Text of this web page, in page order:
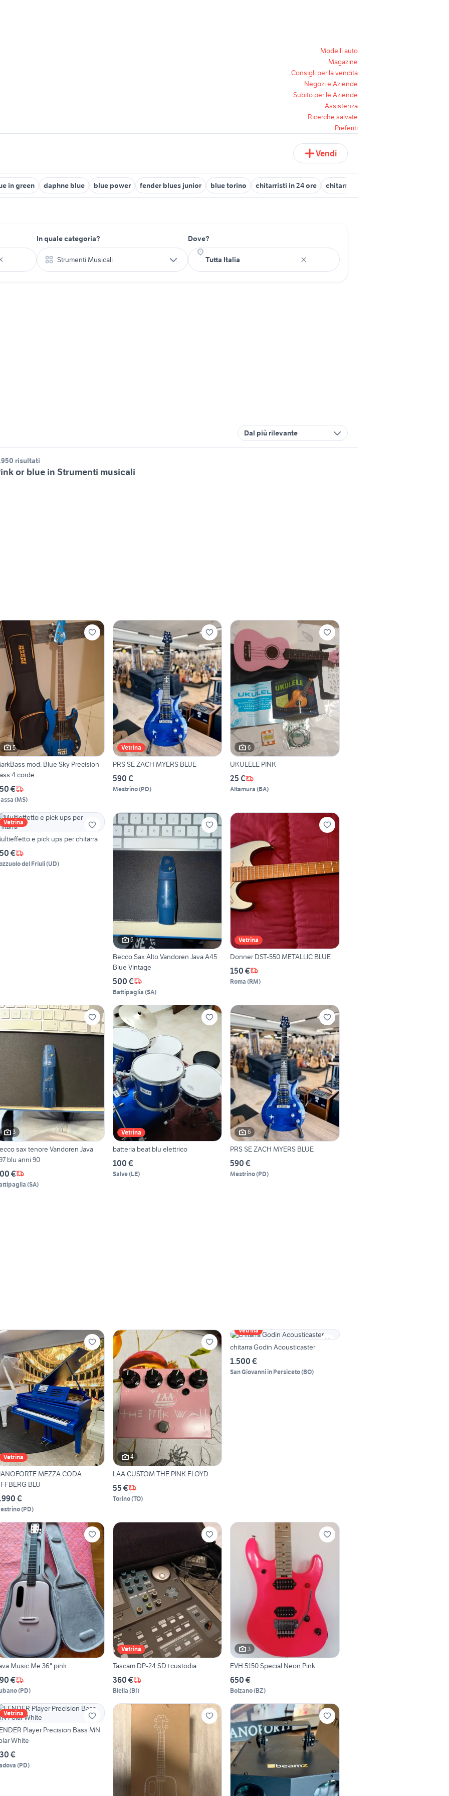
Modelli auto
Magazine
Consigli per la vendita
Negozi e Aziende
Subito per le Aziende
Assistenza
Ricerche salvate
Preferiti
Vendi
in green daphne blue blue power fender blues junior blue torino chitarristi in 24 ore chitarra blues
In quale categoria?
Strumenti Musicali
Dove?
Dal più rilevante
risultati
or blue in Strumenti musicali
5
mod. Blue Sky Precision
4 corde
€
(MS)
Vetrina
PRS SE ZACH MYERS BLUE
590 €
Mestrino(PD)
6
UKULELE PINK
25 €
Altamura (BA)
Vetrina
e pick ups per chitarra
€
del Friuli(UD)
5
Becco Sax Alto Vandoren Java A45
Blue Vintage
500 €
Battipaglia (SA)
Vetrina
Donner DST-550 METALLIC BLUE
150 €
Roma (RM)
3
sax tenore Vandoren Java
blu anni 90
€
(SA)
Vetrina
batteria beat blu elettrico
100 €
Salve(LE)
6
PRS SE ZACH MYERS BLUE
590 €
Mestrino(PD)
Vetrina
MEZZA CODA
BLU
€
(PD)
4
LAA CUSTOM THE PINK FLOYD
55 €
Torino(TO)
Vetrina
chitarra Godin Acousticaster
1.500 €
San Giovanni in Persiceto(BO)
Music Me 36" pink
€
(PD)
Vetrina
Tascam DP-24 SD+custodia
360 €
Biella (BI)
3
EVH 5150 Special Neon Pink
650 €
Bolzano(BZ)
Vetrina
Player Precision Bass MN
White
€
(PD)